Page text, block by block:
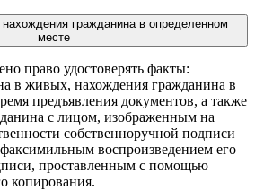
гражданина в определенном
месте
право удостоверять факты:
в живых, нахождения гражданина в
предъявления документов, а также
с лицом, изображенным на
собственноручной подписи
воспроизведением его
проставленным с помощью
копирования.